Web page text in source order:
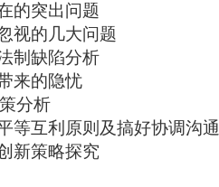
的突出问题
视的几大问题
制缺陷分析
来的隐忧
分析
等互利原则及搞好协调沟通
新策略探究